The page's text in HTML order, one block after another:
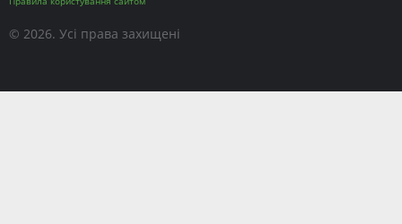
© 2026. Усі права захищені